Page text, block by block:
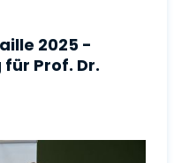
2025 -
Prof. Dr.